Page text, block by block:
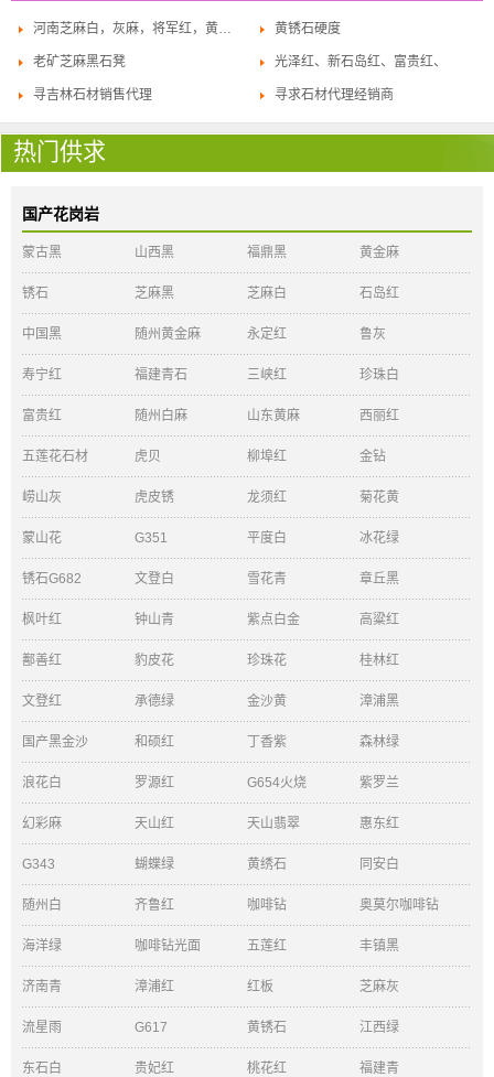
河南芝麻白，灰麻，将军红，黄锈石 黄锈石硬度
老矿芝麻黑石凳 光泽红、新石岛红、富贵红、
寻吉林石材销售代理 寻求石材代理经销商
热门供求
国产花岗岩
蒙古黑 山西黑 福鼎黑 黄金麻
锈石 芝麻黑 芝麻白 石岛红
中国黑 随州黄金麻 永定红 鲁灰
寿宁红 福建青石 三峡红 珍珠白
富贵红 随州白麻 山东黄麻 西丽红
五莲花石材 虎贝 柳埠红 金钻
崂山灰 虎皮锈 龙须红 菊花黄
蒙山花 G351 平度白 冰花绿
锈石G682 文登白 雪花青 章丘黑
枫叶红 钟山青 紫点白金 高粱红
鄯善红 豹皮花 珍珠花 桂林红
文登红 承德绿 金沙黄 漳浦黑
国产黑金沙 和硕红 丁香紫 森林绿
浪花白 罗源红 G654火烧 紫罗兰
幻彩麻 天山红 天山翡翠 惠东红
G343 蝴蝶绿 黄绣石 同安白
随州白 齐鲁红 咖啡钻 奥莫尔咖啡钻
海洋绿 咖啡钻光面 五莲红 丰镇黑
济南青 漳浦红 红板 芝麻灰
流星雨 G617 黄锈石 江西绿
东石白 贵妃红 桃花红 福建青